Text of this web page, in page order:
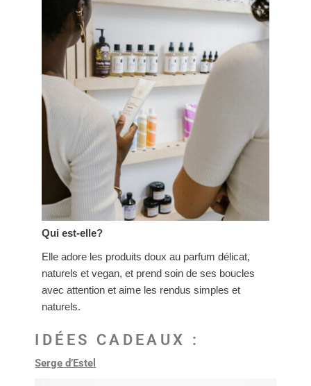
Qui est-elle?
Elle adore les produits doux au parfum délicat,
naturels et vegan, et prend soin de ses boucles
avec attention et aime les rendus simples et
naturels.
IDÉES CADEAUX :
Serge d’Estel